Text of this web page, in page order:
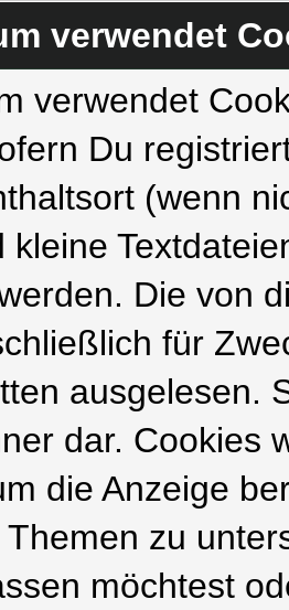
verwendet
verwendet
Du
(wenn
kleine
Die von
für
ausgelesen.
dar. Cookies
die Anzeige
zu
möchtest